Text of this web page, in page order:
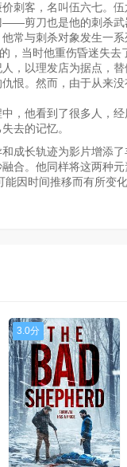
客，名叫伍六七。伍
剪刀也是他的刺杀
常与刺杀对象发生一
当时他重伤昏迷失去
，以理发店为据点，
恨。然而，由于从来
他看到了很多人，经
去的记忆。
成长轨迹为影片增添
合。他同样将这两种
因时间推移而有所变
3.0分